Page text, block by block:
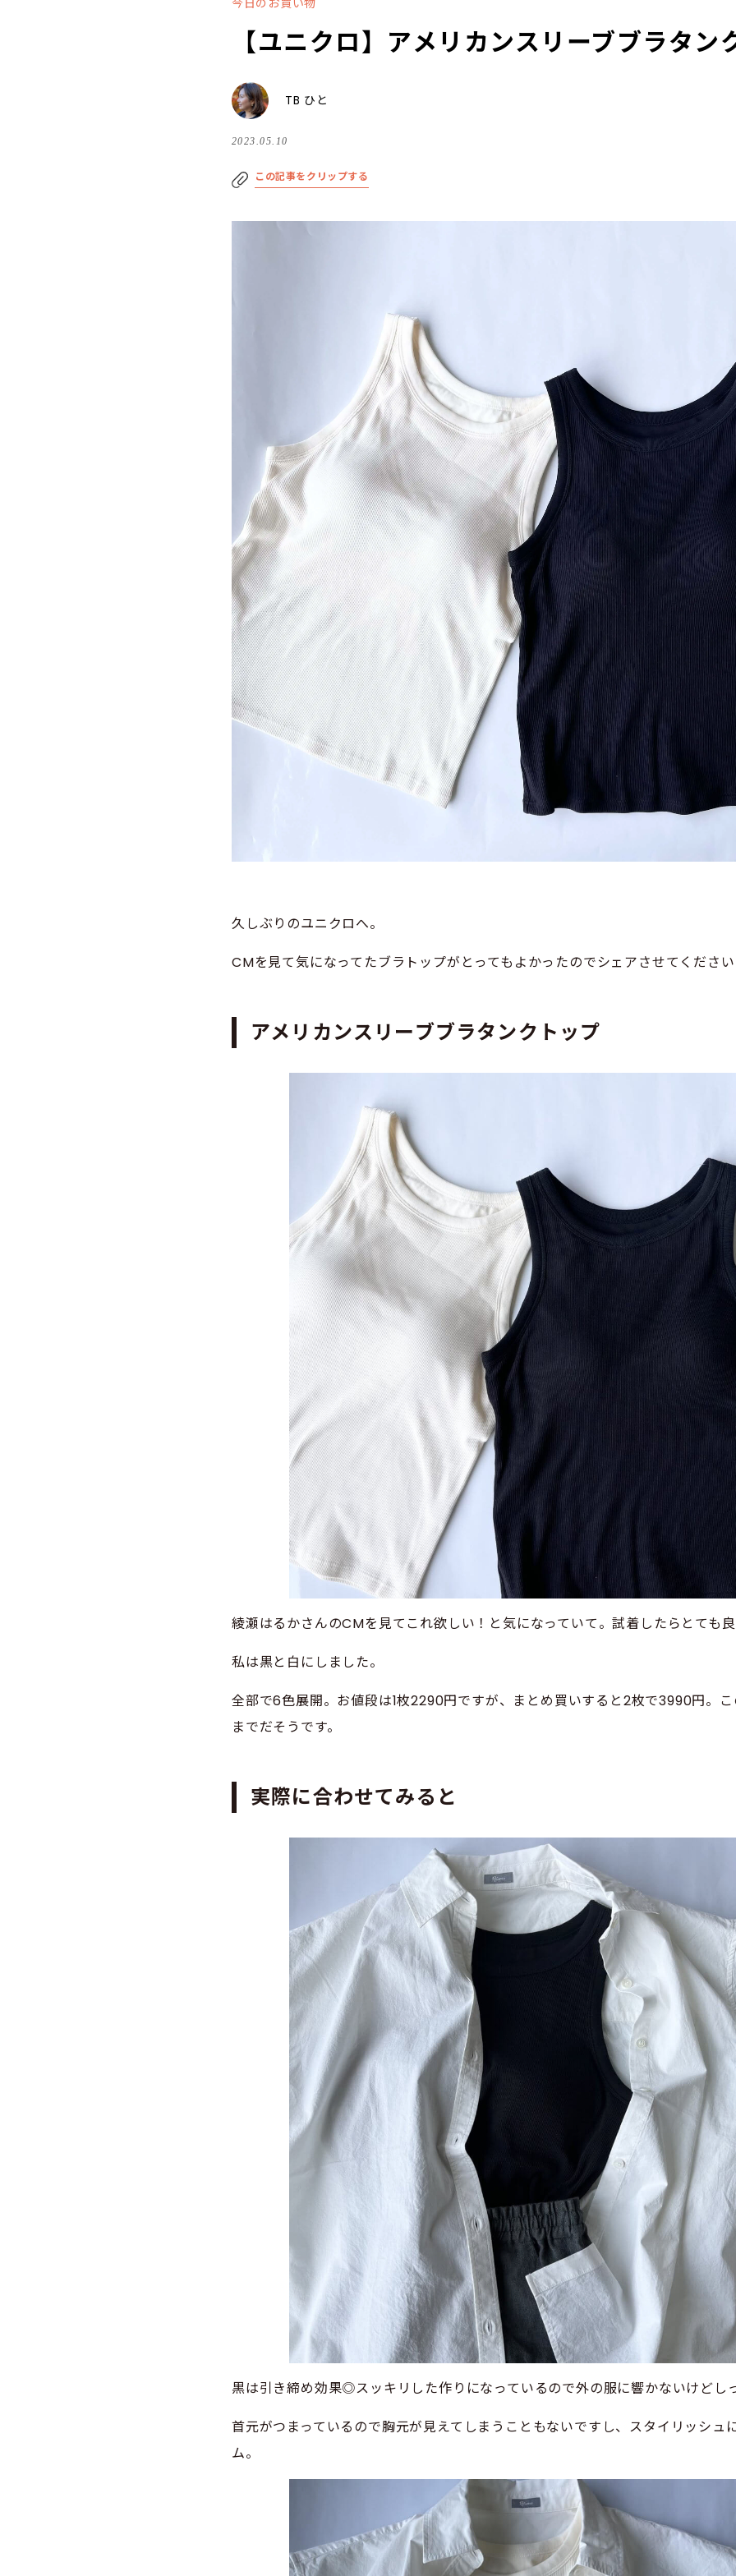
今日のお買い物
【ユニクロ】アメリカンスリーブブラタン
TB ひと
2023.05.10
この記事をクリップする
久しぶりのユニクロへ。
CMを見て気になってたブラトップがとってもよかったのでシェアさせてくださ
アメリカンスリーブブラタンクトップ
綾瀬はるかさんのCMを見てこれ欲しい！と気になっていて。試着したらとても
私は黒と白にしました。
全部で6色展開。お値段は1枚2290円ですが、まとめ買いすると2枚で3990円。
までだそうです。
実際に合わせてみると
黒は引き締め効果◎スッキリした作りになっているので外の服に響かないけどし
首元がつまっているので胸元が見えてしまうこともないですし、スタイリッシュ
ム。